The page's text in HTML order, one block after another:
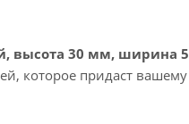
высота 30 мм, ширина
которое придаст